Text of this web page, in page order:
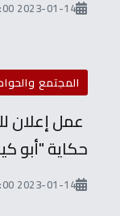
2023-01-14 07:00:00
المجتمع
عمل إعلان
حكاية "أبو
2023-01-14 07:00:00